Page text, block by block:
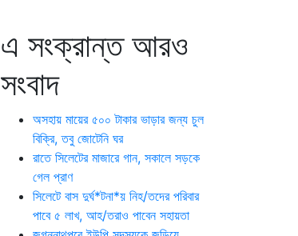
এ সংক্রান্ত আরও
সংবাদ
অসহায় মায়ের ৫০০ টাকার ভাড়ার জন্য চুল
বিক্রি, তবু জোটেনি ঘর
রাতে সিলেটের মাজারে গান, সকালে সড়কে
গেল প্রাণ
সিলেটে বাস দুর্ঘ*টনা*য় নিহ/তদের পরিবার
পাবে ৫ লাখ, আহ/তরাও পাবেন সহায়তা